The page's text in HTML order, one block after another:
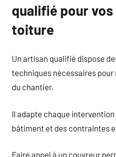
qualifié pour
toiture
Un artisan qualifié dispose
techniques nécessaires
du chantier.
Il adapte chaque
bâtiment et des contraintes
Faire appel à un couvreur